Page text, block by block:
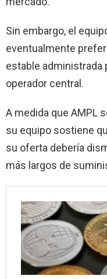
Sin embargo, el
eventualmente
estable administrada
operador central.
A medida que AMPL
su equipo sostiene
su oferta debería
más largos de